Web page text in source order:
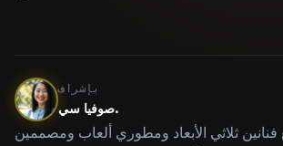
بإشراف
صوفيا سي.
فنانين ثلاثي الأبعاد ومطوري ألعاب ومصممين